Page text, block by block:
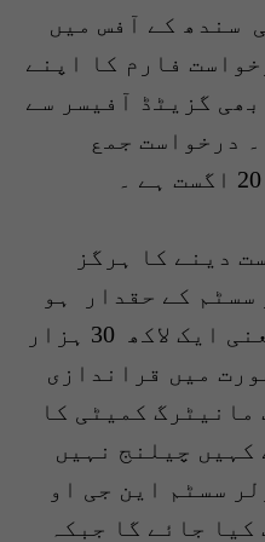
سندھ کے آفس میں
فارم کا اپنے
گزیٹڈ آفیسر سے
۔ درخواست جمع
دینے کا ہرگز
سسٹم کے حقدار ہو
گئے ہیں ۔ مقررہ حد یعنی ایک لاکھ 30 ہزار
میں قراندازی
کمیٹی کا
کہیں چیلنج نہیں
سسٹم این جی او
جائے گا جبکہ